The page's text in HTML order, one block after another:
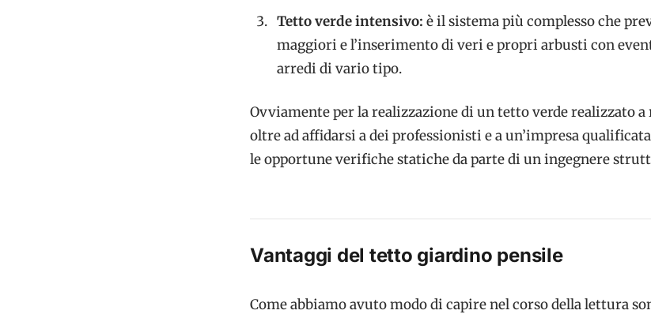
Tetto verde intensivo: è il sistema più complesso che
maggiori e l’inserimento di veri e propri arbusti con
arredi di vario tipo.
Ovviamente per la realizzazione di un tetto verde realizzato a
oltre ad affidarsi a dei professionisti e a un’impresa
le opportune verifiche statiche da parte di un ingegnere
Vantaggi del tetto giardino pensile
Come abbiamo avuto modo di capire nel corso della lettura